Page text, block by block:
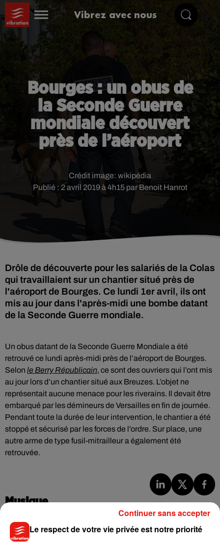
Vibrez avec nous
Bourges : un obus de
la Seconde Guerre
mondiale découvert
près de l’aéroport
Publié : 2 avril 2019 à 4h15 par Benoit Hanrot
Crédit image: wikipédia
Drôle de découverte pour les salariés de la Colas
qui travaillaient sur un chantier situé près de
l'aéroport de Bourges. Ce lundi 1er avril, ils ont
mis au jour dans l'après-midi une bombe datant
de la Seconde Guerre mondiale.
Un obus datant de la Seconde Guerre Mondiale a été
retrouvé ce lundi après-midi près de l’aéroport de Bourges.
Selon le Berry Républicain, ce sont des ouvriers qui l’ont mis
au jour lors d’un chantier situé aux Breuzes. L’objet ne
représentait aucune menace pour les riverains. Il devait être
embarqué par les démineurs de Versailles en fin de journée.
Pendant toute la durée de leur intervention, le chantier a été
stoppé et sécurisé par les forces de l’ordre. Sur place, une
autre arme de type fusil-mitrailleur a également été
retrouvée.
Musique
Julien Lieb s’essaye à la vie de chatelain
Le respect de votre vie privée est notre priorité
Continuer sans accepter